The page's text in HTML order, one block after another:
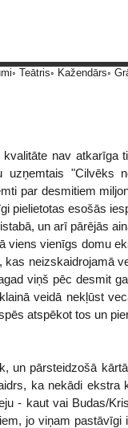
Teātris Kažendārs
nav atkarīga
"Cilvēks
par desmitiem
pielietotas esošās
un arī pārējās
viens vienīgs domu
neizskaidrojamā
viņš pēc desmit
veidā nekļūst
atspēkot tos un
un pārsteidzošā
ka nekādi ekstra
- kaut vai Budas/
jo viņam